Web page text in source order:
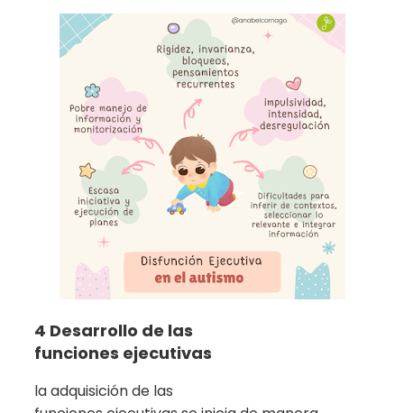
4 Desarrollo de las
funciones ejecutivas
la adquisición de las